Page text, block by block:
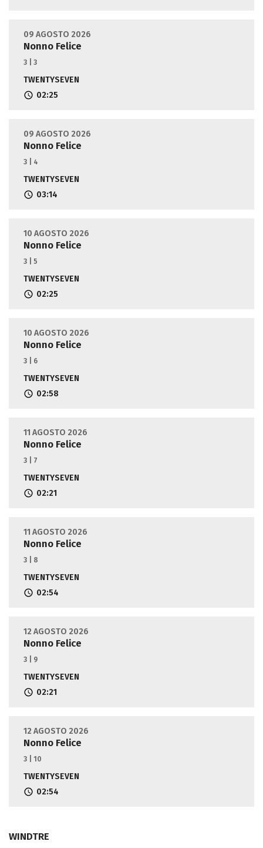
09 AGOSTO 2026
Nonno Felice
3 | 3
TWENTYSEVEN
02:25
09 AGOSTO 2026
Nonno Felice
3 | 4
TWENTYSEVEN
03:14
10 AGOSTO 2026
Nonno Felice
3 | 5
TWENTYSEVEN
02:25
10 AGOSTO 2026
Nonno Felice
3 | 6
TWENTYSEVEN
02:58
11 AGOSTO 2026
Nonno Felice
3 | 7
TWENTYSEVEN
02:21
11 AGOSTO 2026
Nonno Felice
3 | 8
TWENTYSEVEN
02:54
12 AGOSTO 2026
Nonno Felice
3 | 9
TWENTYSEVEN
02:21
12 AGOSTO 2026
Nonno Felice
3 | 10
TWENTYSEVEN
02:54
WINDTRE